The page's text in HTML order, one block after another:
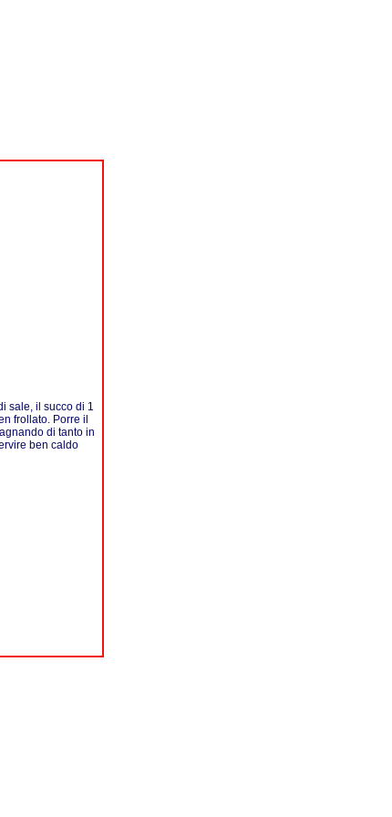
sale, il succo di 1
frollato. Porre il
di tanto in
ben caldo